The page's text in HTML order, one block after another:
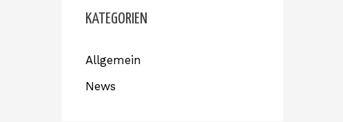
KATEGORIEN
Allgemein
News